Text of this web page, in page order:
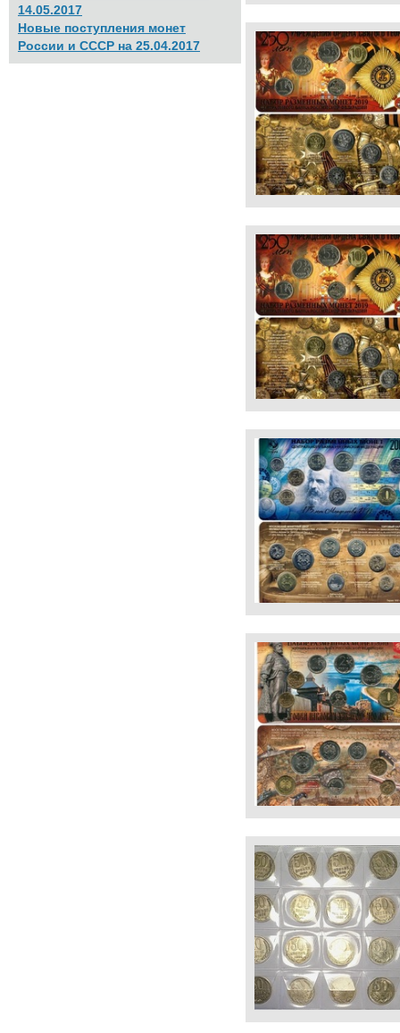
14.05.2017
Новые поступления монет
России и СССР на 25.04.2017